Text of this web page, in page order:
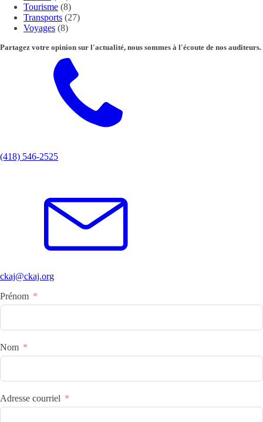
Tourisme (8)
Transports (27)
Voyages (8)
Partagez votre opinion sur l'actualité, nous sommes à l'écoute de nos auditeurs.
(418) 546-2525
ckaj@ckaj.org
Prénom
Nom
Adresse courriel